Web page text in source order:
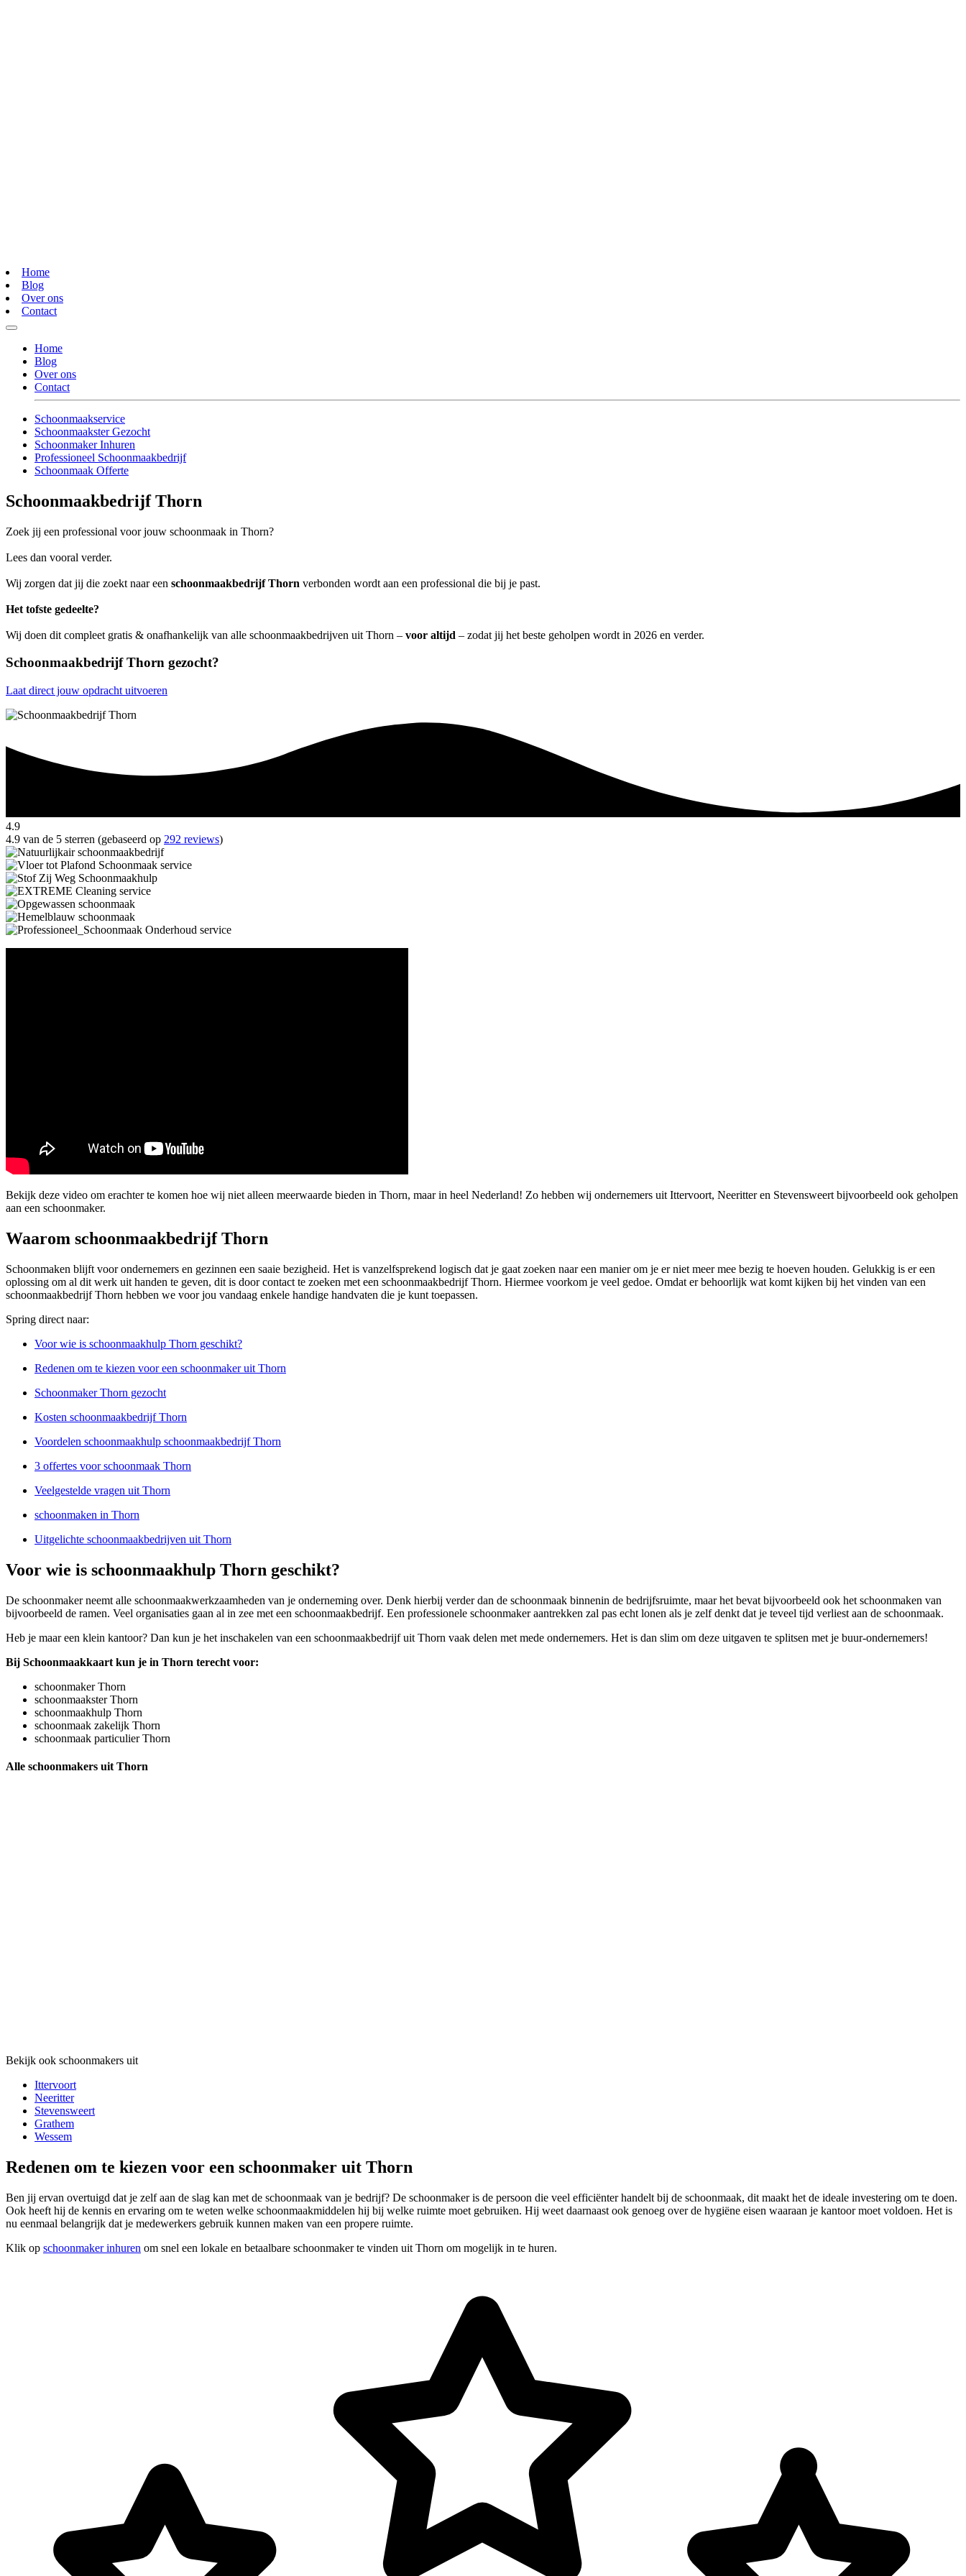
Home
Blog
Over ons
Contact
Home
Blog
Over ons
Contact
Schoonmaakservice
Schoonmaakster Gezocht
Schoonmaker Inhuren
Professioneel Schoonmaakbedrijf
Schoonmaak Offerte
Schoonmaakbedrijf Thorn
Zoek jij een professional voor jouw schoonmaak in Thorn?
Lees dan vooral verder.
Wij zorgen dat jij die zoekt naar een schoonmaakbedrijf Thorn verbonden wordt aan een professional die bij je past.
Het tofste gedeelte?
Wij doen dit compleet gratis & onafhankelijk van alle schoonmaakbedrijven uit Thorn – voor altijd – zodat jij het beste geholpen wordt in 2026 en verder.
Schoonmaakbedrijf Thorn gezocht?
Laat direct jouw opdracht uitvoeren
4.9
4.9 van de 5 sterren (gebaseerd op 292 reviews)
Bekijk deze video om erachter te komen hoe wij niet alleen meerwaarde bieden in Thorn, maar in heel Nederland! Zo hebben wij ondernemers uit Ittervoort, Neeritter en Stevensweert bijvoorbeeld ook geholpen
aan een schoonmaker.
Waarom schoonmaakbedrijf Thorn
Schoonmaken blijft voor ondernemers en gezinnen een saaie bezigheid. Het is vanzelfsprekend logisch dat je gaat zoeken naar een manier om je er niet meer mee bezig te hoeven houden. Gelukkig is er een
oplossing om al dit werk uit handen te geven, dit is door contact te zoeken met een schoonmaakbedrijf Thorn. Hiermee voorkom je veel gedoe. Omdat er behoorlijk wat komt kijken bij het vinden van een
schoonmaakbedrijf Thorn hebben we voor jou vandaag enkele handige handvaten die je kunt toepassen.
Spring direct naar:
Voor wie is schoonmaakhulp Thorn geschikt?
Redenen om te kiezen voor een schoonmaker uit Thorn
Schoonmaker Thorn gezocht
Kosten schoonmaakbedrijf Thorn
Voordelen schoonmaakhulp schoonmaakbedrijf Thorn
3 offertes voor schoonmaak Thorn
Veelgestelde vragen uit Thorn
schoonmaken in Thorn
Uitgelichte schoonmaakbedrijven uit Thorn
Voor wie is schoonmaakhulp Thorn geschikt?
De schoonmaker neemt alle schoonmaakwerkzaamheden van je onderneming over. Denk hierbij verder dan de schoonmaak binnenin de bedrijfsruimte, maar het bevat bijvoorbeeld ook het schoonmaken van
bijvoorbeeld de ramen. Veel organisaties gaan al in zee met een schoonmaakbedrijf. Een professionele schoonmaker aantrekken zal pas echt lonen als je zelf denkt dat je teveel tijd verliest aan de schoonmaak.
Heb je maar een klein kantoor? Dan kun je het inschakelen van een schoonmaakbedrijf uit Thorn vaak delen met mede ondernemers. Het is dan slim om deze uitgaven te splitsen met je buur-ondernemers!
Bij Schoonmaakkaart kun je in Thorn terecht voor:
schoonmaker Thorn
schoonmaakster Thorn
schoonmaakhulp Thorn
schoonmaak zakelijk Thorn
schoonmaak particulier Thorn
Alle schoonmakers uit Thorn
Bekijk ook schoonmakers uit
Ittervoort
Neeritter
Stevensweert
Grathem
Wessem
Redenen om te kiezen voor een schoonmaker uit Thorn
Ben jij ervan overtuigd dat je zelf aan de slag kan met de schoonmaak van je bedrijf? De schoonmaker is de persoon die veel efficiënter handelt bij de schoonmaak, dit maakt het de ideale investering om te doen.
Ook heeft hij de kennis en ervaring om te weten welke schoonmaakmiddelen hij bij welke ruimte moet gebruiken. Hij weet daarnaast ook genoeg over de hygiëne eisen waaraan je kantoor moet voldoen. Het is
nu eenmaal belangrijk dat je medewerkers gebruik kunnen maken van een propere ruimte.
Klik op schoonmaker inhuren om snel een lokale en betaalbare schoonmaker te vinden uit Thorn om mogelijk in te huren.